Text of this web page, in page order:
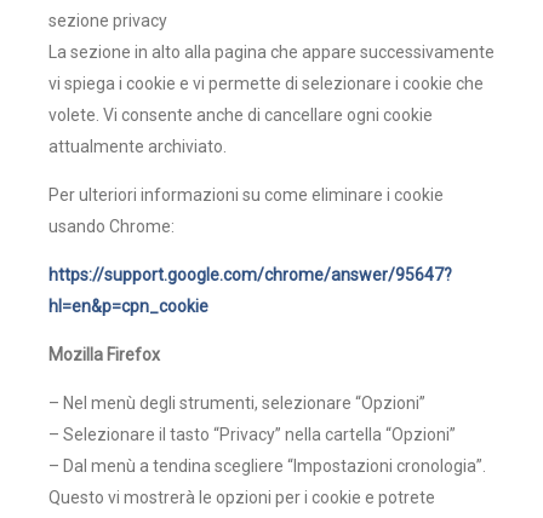
sezione privacy
La sezione in alto alla pagina che appare successivamente
vi spiega i cookie e vi permette di selezionare i cookie che
volete. Vi consente anche di cancellare ogni cookie
attualmente archiviato.
Per ulteriori informazioni su come eliminare i cookie
usando Chrome:
https://support.google.com/chrome/answer/95647?
hl=en&p=cpn_cookie
Mozilla Firefox
– Nel menù degli strumenti, selezionare “Opzioni”
– Selezionare il tasto “Privacy” nella cartella “Opzioni”
– Dal menù a tendina scegliere “Impostazioni cronologia”.
Questo vi mostrerà le opzioni per i cookie e potrete